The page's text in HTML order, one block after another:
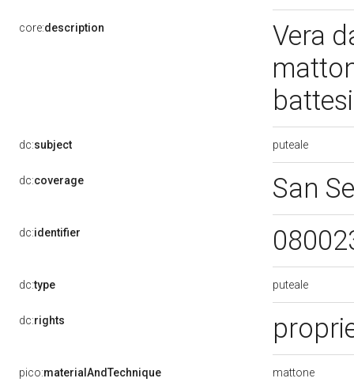
core:description
Vera
dc:subject puteale
dc:coverage San
dc:identifier
dc:type puteale
dc:rights
pico:materialAndTechnique mattone